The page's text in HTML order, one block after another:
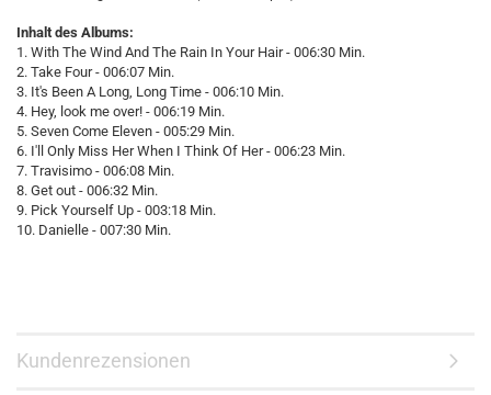
Inhalt des Albums:
1. With The Wind And The Rain In Your Hair - 006:30 Min.
2. Take Four - 006:07 Min.
3. It's Been A Long, Long Time - 006:10 Min.
4. Hey, look me over! - 006:19 Min.
5. Seven Come Eleven - 005:29 Min.
6. I'll Only Miss Her When I Think Of Her - 006:23 Min.
7. Travisimo - 006:08 Min.
8. Get out - 006:32 Min.
9. Pick Yourself Up - 003:18 Min.
10. Danielle - 007:30 Min.
Kundenrezensionen